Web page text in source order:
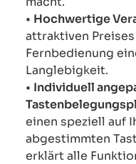
• Hochwertige
attraktiven
Fernbedienung
Langlebigkeit.
• Individuell
einen speziell auf
abgestimmten
erklärt alle